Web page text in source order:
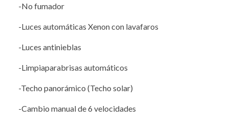
-No fumador
-Luces automáticas Xenon con lavafaros
-Luces antinieblas
-Limpiaparabrisas automáticos
-Techo panorámico (Techo solar)
-Cambio manual de 6 velocidades